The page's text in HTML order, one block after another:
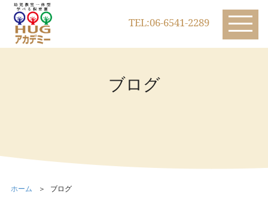
TEL:06-6541-2289
ブログ
ホーム ブログ